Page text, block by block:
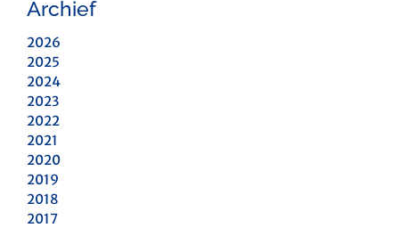
Archief
2026
2025
2024
2023
2022
2021
2020
2019
2018
2017